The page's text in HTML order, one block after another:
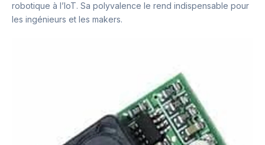
robotique à l’IoT. Sa polyvalence le rend indispensable pour
les ingénieurs et les makers.